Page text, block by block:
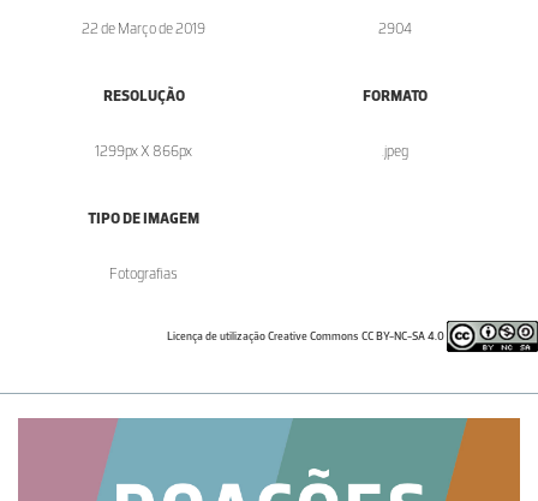
22 de Março de 2019 2904
RESOLUÇÃO
1299px X 866px
FORMATO
.jpeg
TIPO DE IMAGEM
Fotografias
Licença de utilização Creative Commons CC BY-NC-SA 4.0